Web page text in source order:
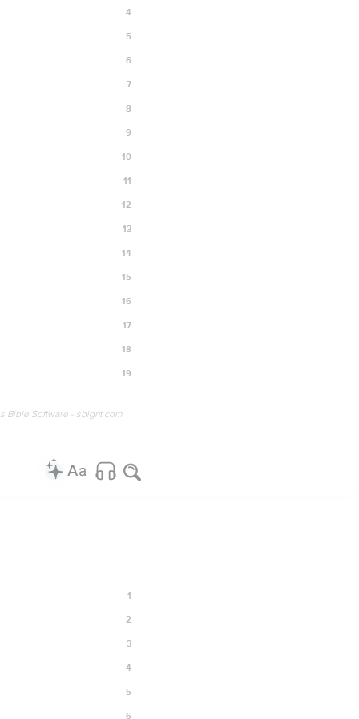
4
5
6
7
8
9
10
11
12
13
14
15
16
17
18
19
Bible Software - sblgnt.com
1
2
3
4
5
6